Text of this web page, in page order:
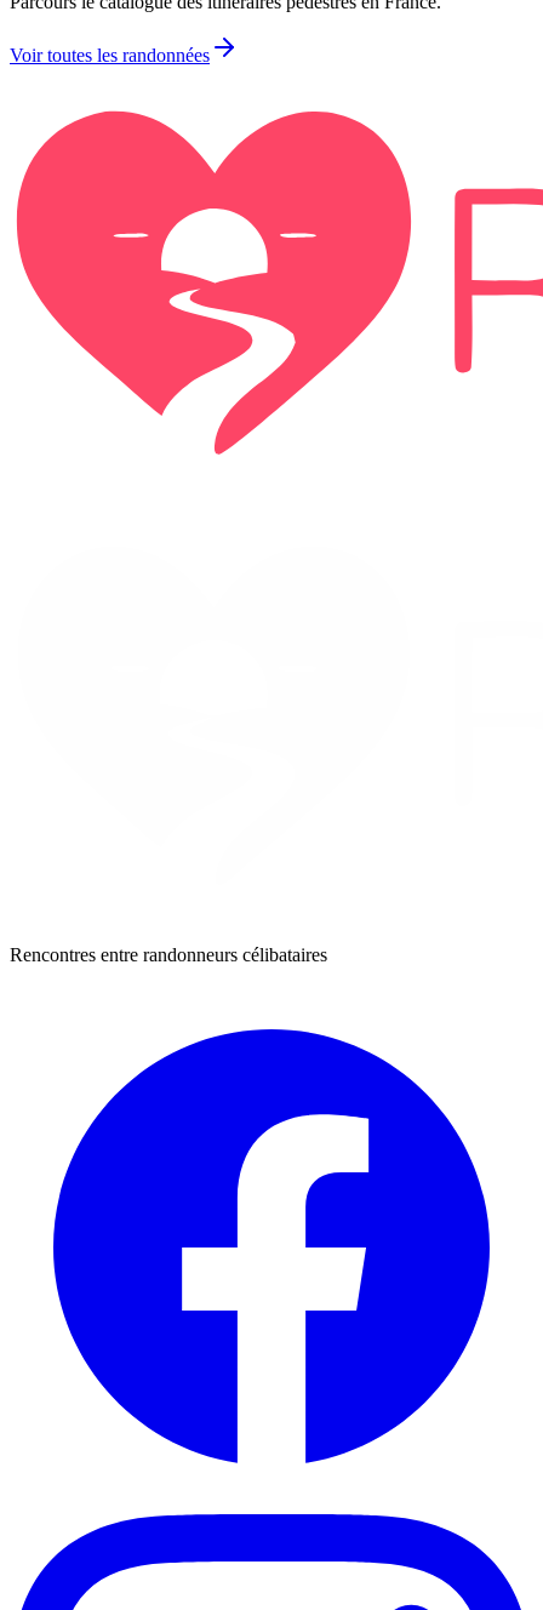
Voir toutes les randonnées
Rencontres entre randonneurs célibataires